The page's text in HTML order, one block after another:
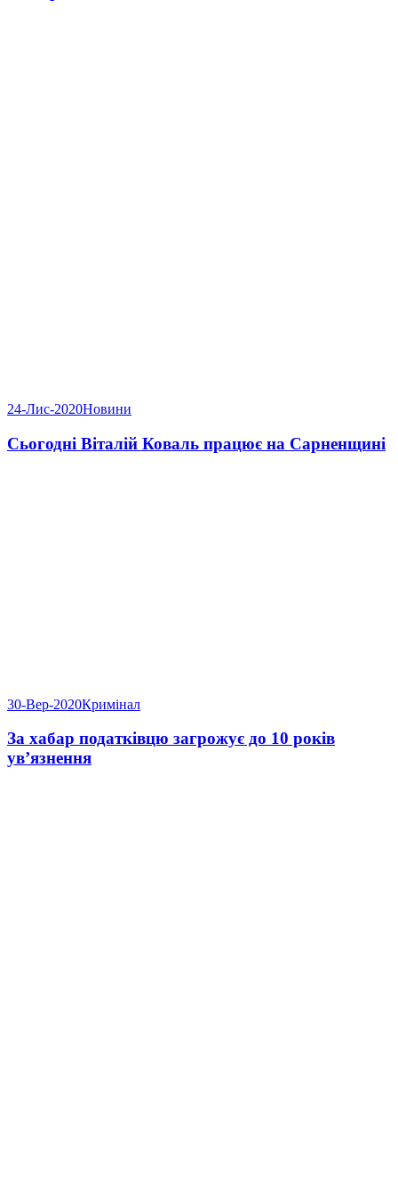
24-Лис-2020Новини
Сьогодні Віталій Коваль працює на Сарненщині
30-Вер-2020Кримінал
За хабар податківцю загрожує до 10 років
ув’язнення